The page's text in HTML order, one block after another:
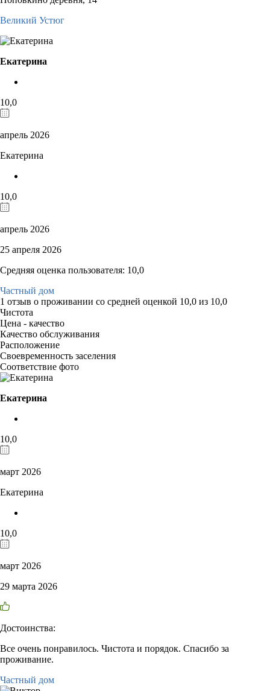
Великий Устюг
Екатерина
10,0
апрель 2026
Екатерина
10,0
апрель 2026
25 апреля 2026
Средняя оценка пользователя: 10,0
Частный дом
1 отзыв о проживании со средней оценкой 10,0 из 10,0
Чистота
Цена - качество
Качество обслуживания
Расположение
Своевременность заселения
Соответствие фото
Екатерина
10,0
март 2026
Екатерина
10,0
март 2026
29 марта 2026
Достоинства:
Все очень понравилось. Чистота и порядок. Спасибо за
проживание.
Частный дом